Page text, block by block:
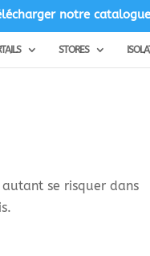
notre catalogue
STORES
se risquer dans